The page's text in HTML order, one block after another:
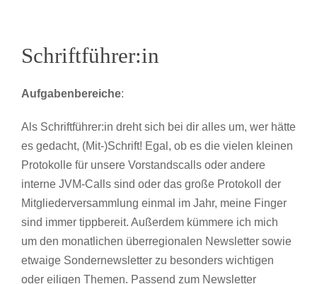
Schriftführer:in
Aufgabenbereiche:
Als Schriftführer:in dreht sich bei dir alles um, wer hätte
es gedacht, (Mit-)Schrift! Egal, ob es die vielen kleinen
Protokolle für unsere Vorstandscalls oder andere
interne JVM-Calls sind oder das große Protokoll der
Mitgliederversammlung einmal im Jahr, meine Finger
sind immer tippbereit. Außerdem kümmere ich mich
um den monatlichen überregionalen Newsletter sowie
etwaige Sondernewsletter zu besonders wichtigen
oder eiligen Themen. Passend zum Newsletter